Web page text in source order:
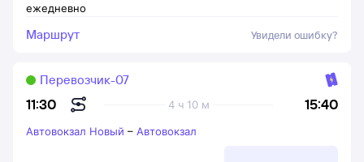
ежедневно
Маршрут Увидели ошибку?
11:30 15:40
4 ч 10 м
Перевозчик-07
Автовокзал Новый – Автовокзал